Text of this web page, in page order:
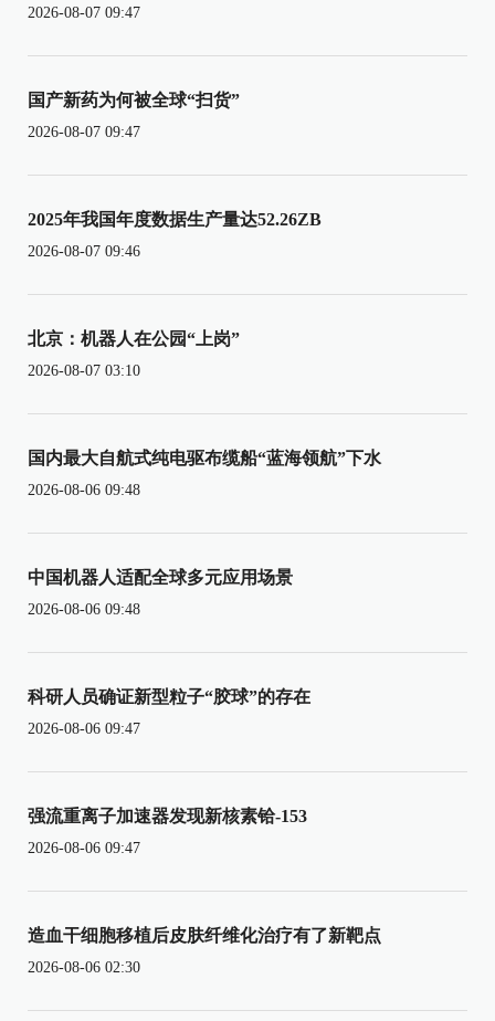
2026-08-07 09:47
国产新药为何被全球“扫货”
2026-08-07 09:47
2025年我国年度数据生产量达52.26ZB
2026-08-07 09:46
北京：机器人在公园“上岗”
2026-08-07 03:10
国内最大自航式纯电驱布缆船“蓝海领航”下水
2026-08-06 09:48
中国机器人适配全球多元应用场景
2026-08-06 09:48
科研人员确证新型粒子“胶球”的存在
2026-08-06 09:47
强流重离子加速器发现新核素铪-153
2026-08-06 09:47
造血干细胞移植后皮肤纤维化治疗有了新靶点
2026-08-06 02:30